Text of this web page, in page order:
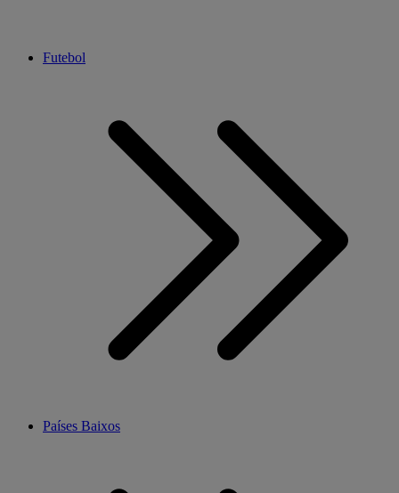
Futebol
Países Baixos